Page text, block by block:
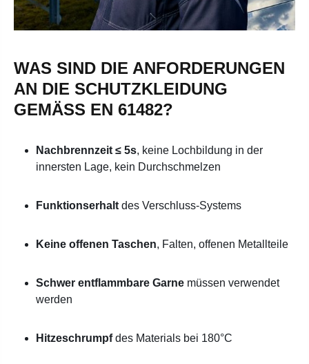
WAS SIND DIE ANFORDERUNGEN
AN DIE SCHUTZKLEIDUNG
GEMÄSS EN 61482?
Nachbrennzeit ≤ 5s, keine Lochbildung in der
innersten Lage, kein Durchschmelzen
Funktionserhalt des Verschluss-Systems
Keine offenen Taschen, Falten, offenen Metallteile
Schwer entflammbare Garne müssen verwendet
werden
Hitzeschrumpfdes Materials bei 180°C